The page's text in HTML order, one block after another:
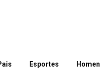
Esportes